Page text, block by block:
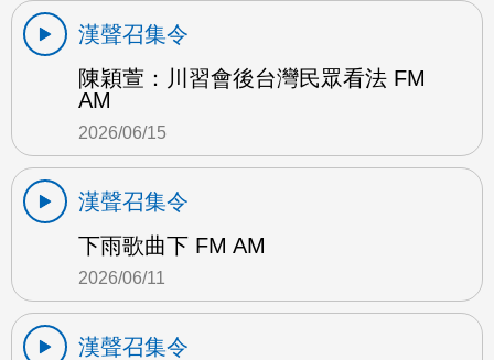
漢聲召集令
陳穎萱：川習會後台灣民眾看法 FM
AM
2026/06/15
漢聲召集令
下雨歌曲下 FM AM
2026/06/11
漢聲召集令